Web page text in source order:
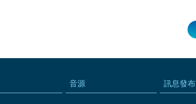
音源 訊息發布